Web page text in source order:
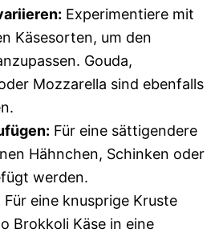
Experimentiere mit
Käsesorten, um den
Gouda,
Mozzarella sind ebenfalls
Für eine sättigendere
Hähnchen, Schinken oder
werden.
Für eine knusprige Kruste
Brokkoli Käse in eine